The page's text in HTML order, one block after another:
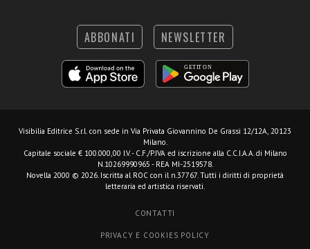
ABBONATI NEWSLETTER
Visibilia Editrice S.r.l. con sede in Via Privata Giovannino De Grassi 12/12A, 20123
Milano.
Capitale sociale € 100.000,00 I.V. - C.F./P.IVA ed iscrizione alla C.C.I.A.A. di Milano
N.10269990965 - REA MI-2519578.
Novella 2000 © 2026. Iscritta al ROC con il n.37767. Tutti i diritti di proprietà
letteraria ed artistica riservati.
CONTATTI
PRIVACY E COOKIES POLICY